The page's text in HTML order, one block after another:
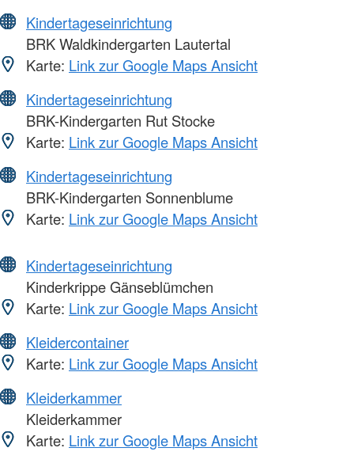
Kindertageseinrichtung
BRK Waldkindergarten Lautertal
Karte: Link zur Google Maps Ansicht
Kindertageseinrichtung
BRK-Kindergarten Rut Stocke
Karte: Link zur Google Maps Ansicht
Kindertageseinrichtung
BRK-Kindergarten Sonnenblume
Karte: Link zur Google Maps Ansicht
Kindertageseinrichtung
Kinderkrippe Gänseblümchen
Karte: Link zur Google Maps Ansicht
Kleidercontainer
Karte: Link zur Google Maps Ansicht
Kleiderkammer
Kleiderkammer
Karte: Link zur Google Maps Ansicht